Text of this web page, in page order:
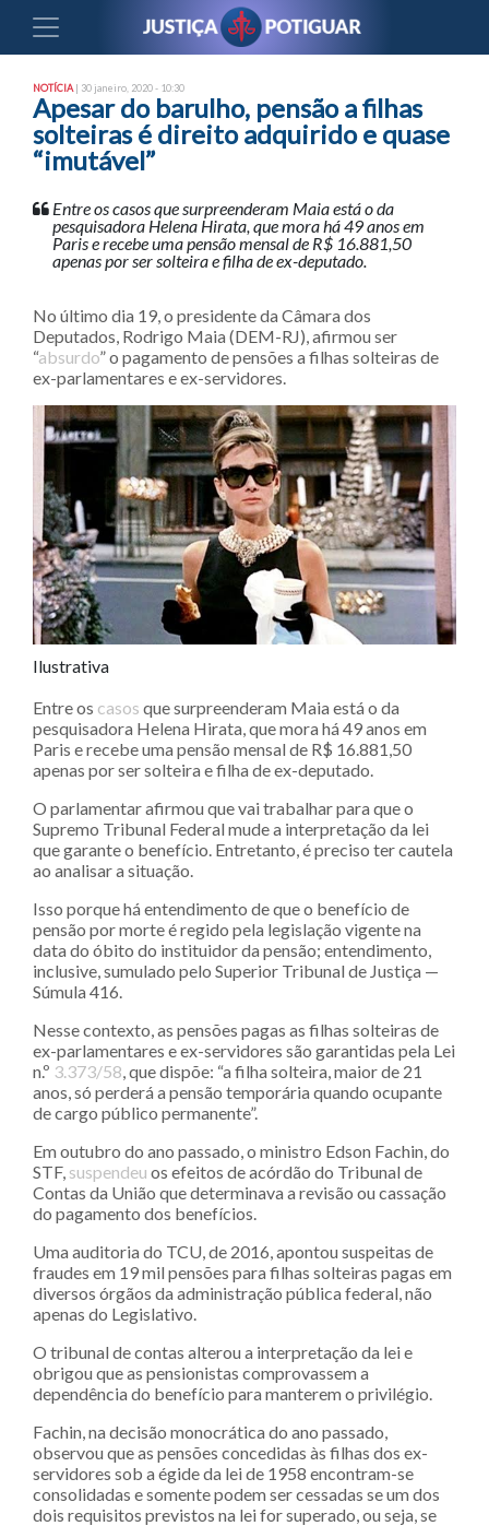
NOTÍCIA | 30 janeiro, 2020 - 10:30
Apesar do barulho, pensão a filhas
solteiras é direito adquirido e quase
“imutável”
Entre os casos que surpreenderam Maia está o da
pesquisadora Helena Hirata, que mora há 49 anos em
Paris e recebe uma pensão mensal de R$ 16.881,50
apenas por ser solteira e filha de ex-deputado.
No último dia 19, o presidente da Câmara dos
Deputados, Rodrigo Maia (DEM-RJ), afirmou ser
“absurdo” o pagamento de pensões a filhas solteiras de
ex-parlamentares e ex-servidores.
Ilustrativa
Entre os casos que surpreenderam Maia está o da
pesquisadora Helena Hirata, que mora há 49 anos em
Paris e recebe uma pensão mensal de R$ 16.881,50
apenas por ser solteira e filha de ex-deputado.
O parlamentar afirmou que vai trabalhar para que o
Supremo Tribunal Federal mude a interpretação da lei
que garante o benefício. Entretanto, é preciso ter cautela
ao analisar a situação.
Isso porque há entendimento de que o benefício de
pensão por morte é regido pela legislação vigente na
data do óbito do instituidor da pensão; entendimento,
inclusive, sumulado pelo Superior Tribunal de Justiça —
Súmula 416.
Nesse contexto, as pensões pagas as filhas solteiras de
ex-parlamentares e ex-servidores são garantidas pela Lei
n.º 3.373/58, que dispõe: “a filha solteira, maior de 21
anos, só perderá a pensão temporária quando ocupante
de cargo público permanente”.
Em outubro do ano passado, o ministro Edson Fachin, do
STF, suspendeu os efeitos de acórdão do Tribunal de
Contas da União que determinava a revisão ou cassação
do pagamento dos benefícios.
Uma auditoria do TCU, de 2016, apontou suspeitas de
fraudes em 19 mil pensões para filhas solteiras pagas em
diversos órgãos da administração pública federal, não
apenas do Legislativo.
O tribunal de contas alterou a interpretação da lei e
obrigou que as pensionistas comprovassem a
dependência do benefício para manterem o privilégio.
Fachin, na decisão monocrática do ano passado,
observou que as pensões concedidas às filhas dos ex-
servidores sob a égide da lei de 1958 encontram-se
consolidadas e somente podem ser cessadas se um dos
dois requisitos previstos na lei for superado, ou seja, se